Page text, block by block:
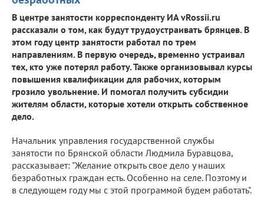
В центре занятости корреспонденту ИА vRossii.ru
рассказали о том, как будут трудоустраивать брянцев. В
этом году центр занятости работал по трем
направлениям. В первую очередь, временно устраивал
тех, кто уже потерял работу. Также организовывал курсы
повышения квалификации для рабочих, которым
грозило увольнение. И помогал получить субсидии
жителям области, которые хотели открыть собственное
дело.
Начальник управления государственной службы
занятости по Брянской области Людмила Буравцова,
рассказывает: "Желание открыть свое дело у наших
безработных граждан есть. Особенно на селе. Поэтому и
в следующем году мы с этой программой будем работать".